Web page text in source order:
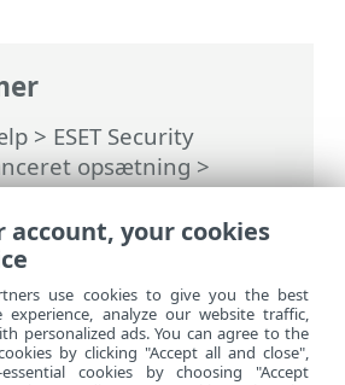
> ESET Security
opsætning>
>
af URL-liste> Opret ny
account, your cookies
use cookies to give you the best
experience, analyze our website traffic,
personalized ads. You can agree to the
by clicking "Accept all and close",
cookies by choosing "Accept